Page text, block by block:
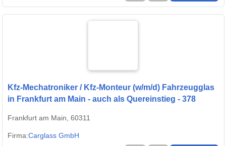
Kfz-Mechatroniker / Kfz-Monteur (w/m/d) Fahrzeugglas
in Frankfurt am Main - auch als Quereinstieg - 378
Frankfurt am Main, 60311
Firma:Carglass GmbH